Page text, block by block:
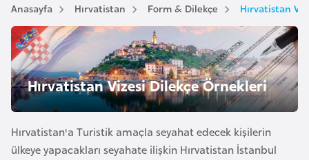
i
s
t
a
n
V
z
e
t
i
ş
i
Anasayfa Hırvatistan Form & Dilekçe Hırvatistan
Hırvatistan Vizesi Dilekçe Örnekleri
Hırvatistan'a Turistik amaçla seyahat edecek kişilerin
ülkeye yapacakları seyahate ilişkin Hırvatistan İstanbul
A
v
u
s
t
u